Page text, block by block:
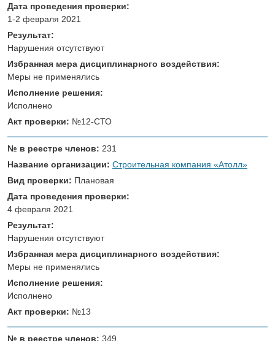
Дата проведения проверки:
1-2 февраля 2021
Результат:
Нарушения отсутствуют
Избранная мера дисциплинарного воздействия:
Меры не применялись
Исполнение решения:
Исполнено
Акт проверки: №12-СТО
№ в реестре членов: 231
Название организации: Строительная компания «Атолл»
Вид проверки: Плановая
Дата проведения проверки:
4 февраля 2021
Результат:
Нарушения отсутствуют
Избранная мера дисциплинарного воздействия:
Меры не применялись
Исполнение решения:
Исполнено
Акт проверки: №13
№ в реестре членов: 349